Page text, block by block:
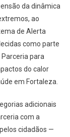
da dinâmica
ao
de Alerta
como parte
para
do calor
em Fortaleza.
adicionais
com a
cidadãos —